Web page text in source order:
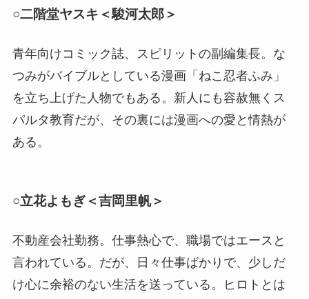
○二階堂ヤスキ＜駿河太郎＞
青年向けコミック誌、スピリットの副編集長。な
つみがバイブルとしている漫画「ねこ忍者ふみ」
を立ち上げた人物でもある。新人にも容赦無くス
パルタ教育だが、その裏には漫画への愛と情熱が
ある。
○立花よもぎ＜吉岡里帆＞
不動産会社勤務。仕事熱心で、職場ではエースと
言われている。だが、日々仕事ばかりで、少しだ
け心に余裕のない生活を送っている。ヒロトとは